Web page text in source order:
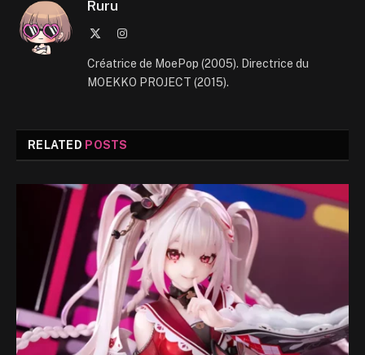
Ruru
Instagram
Créatrice de MoePop (2005). Directrice du
MOEKKO PROJECT (2015).
RELATED POSTS